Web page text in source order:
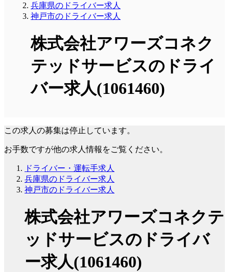
兵庫県のドライバー求人
神戸市のドライバー求人
株式会社アワーズコネク
テッドサービスのドライ
バー求人(1061460)
この求人の募集は停止しています。
お手数ですが他の求人情報をご覧ください。
ドライバー・運転手求人
兵庫県のドライバー求人
神戸市のドライバー求人
株式会社アワーズコネクテ
ッドサービスのドライバ
ー求人(1061460)